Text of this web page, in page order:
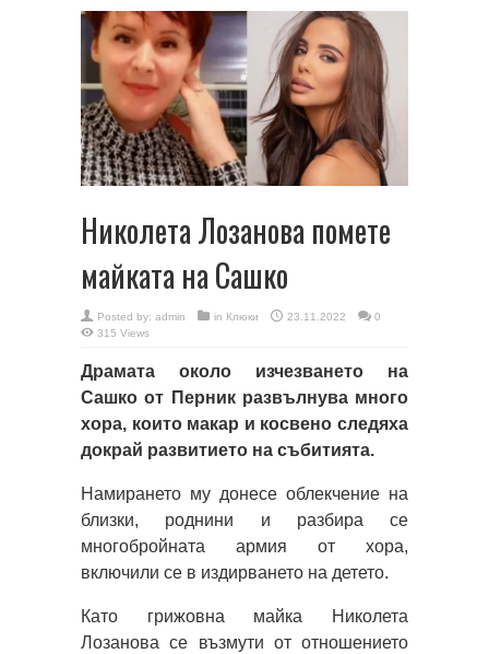
Николета Лозанова помете
майката на Сашко
Posted by: admin in Клюки 23.11.2022
0
315 Views
Драмата около изчезването на
Сашко от Перник развълнува много
хора, които макар и косвено следяха
докрай развитието на събитията.
Намирането му донесе облекчение на
близки, роднини и разбира се
многобройната армия от хора,
включили се в издирването на детето.
Като грижовна майка Николета
Лозанова се възмути от отношението